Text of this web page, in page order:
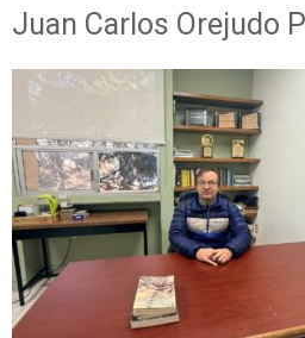
Juan Carlos Orejudo